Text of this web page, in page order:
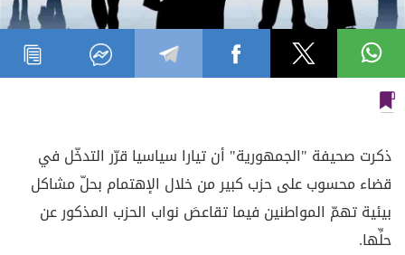
ذكرت صحيفة "الجمهورية" أن تيارا سياسيا قرّر التدخّل في
قضاء محسوب على حزب كبير من خلال الإهتمام بحلّ مشاكل
بيئية تهمّ المواطنين فيما تقاعصَ نواب الحزب المذكور عن
حلِّها.